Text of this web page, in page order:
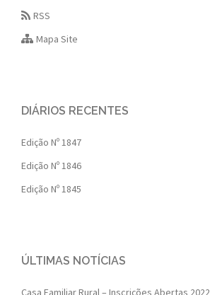
RSS
Mapa Site
DIÁRIOS RECENTES
Edição Nº 1847
Edição Nº 1846
Edição Nº 1845
ÚLTIMAS NOTÍCIAS
Casa Familiar Rural – Inscrições Abertas 2022